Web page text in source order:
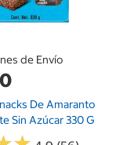
de Envío
De Amaranto
Sin Azúcar 330 G